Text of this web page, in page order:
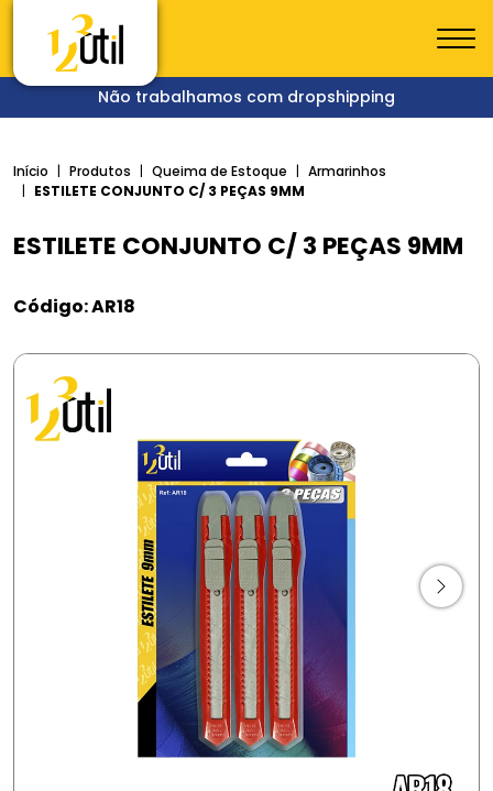
Não trabalhamos com dropshipping
Início Produtos Queima de Estoque
Armarinhos
ESTILETE CONJUNTO C/ 3 PEÇAS 9MM
ESTILETE CONJUNTO C/ 3 PEÇAS 9MM
Código: AR18